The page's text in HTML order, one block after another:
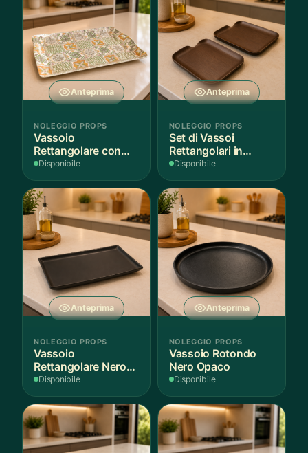
Anteprima
NOLEGGIO PROPS
Vassoio
Rettangolare con
Fantasia
Disponibile
Anteprima
NOLEGGIO PROPS
Set di Vassoi
Rettangolari in
Finitura Legno
Disponibile
Anteprima
NOLEGGIO PROPS
Vassoio
Rettangolare Nero
Opaco
Disponibile
Anteprima
NOLEGGIO PROPS
Vassoio Rotondo
Nero Opaco
Disponibile